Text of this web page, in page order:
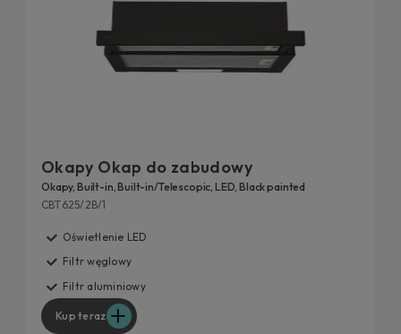
Okapy Okap do zabudowy
Okapy, Built-in, Built-in/Telescopic, LED, Black painted
CBT625/2B/1
Oświetlenie LED
Filtr węglowy
Filtr aluminiowy
Kup teraz